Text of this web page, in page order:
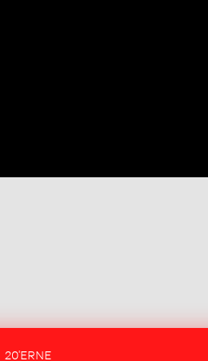
20'ERNE